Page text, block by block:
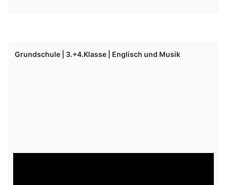
Grundschule | 3.+4.Klasse | Englisch und Musik